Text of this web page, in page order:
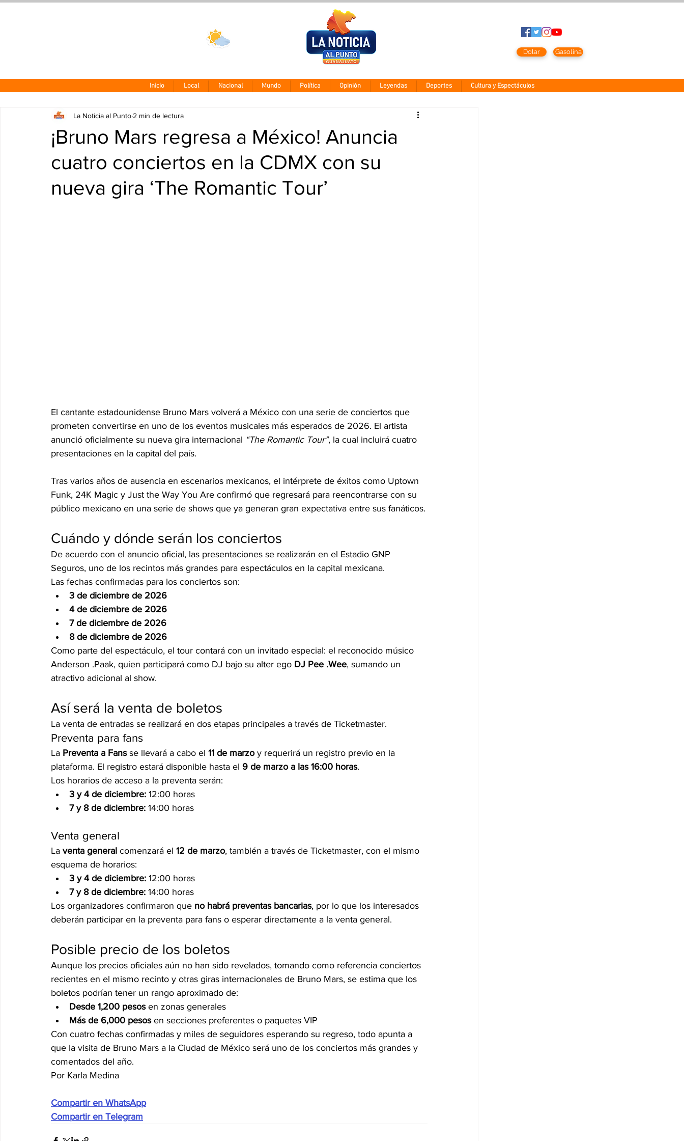
Dolar Gasolina
Inicio Local Nacional Mundo Política Opinión Leyendas Deportes Cultura y Espectáculos
¡Bruno Mars regresa a México! Anuncia
cuatro conciertos en la CDMX con su
nueva gira ‘The Romantic Tour’
La Noticia al Punto 2 min de lectura
El cantante estadounidense Bruno Mars volverá a México con una serie de conciertos que
prometen convertirse en uno de los eventos musicales más esperados de 2026. El artista
anunció oficialmente su nueva gira internacional “The Romantic Tour”, la cual incluirá cuatro
presentaciones en la capital del país.
Tras varios años de ausencia en escenarios mexicanos, el intérprete de éxitos como Uptown
Funk, 24K Magic y Just the Way You Are confirmó que regresará para reencontrarse con su
público mexicano en una serie de shows que ya generan gran expectativa entre sus fanáticos.
Cuándo y dónde serán los conciertos
De acuerdo con el anuncio oficial, las presentaciones se realizarán en el Estadio GNP
Seguros, uno de los recintos más grandes para espectáculos en la capital mexicana.
Las fechas confirmadas para los conciertos son:
3 de diciembre de 2026
4 de diciembre de 2026
7 de diciembre de 2026
8 de diciembre de 2026
Como parte del espectáculo, el tour contará con un invitado especial: el reconocido músico
Anderson .Paak, quien participará como DJ bajo su alter ego DJ Pee .Wee, sumando un
atractivo adicional al show.
Así será la venta de boletos
La venta de entradas se realizará en dos etapas principales a través de Ticketmaster.
Preventa para fans
La Preventa a Fans se llevará a cabo el 11 de marzo y requerirá un registro previo en la
plataforma. El registro estará disponible hasta el 9 de marzo a las 16:00 horas.
Los horarios de acceso a la preventa serán:
3 y 4 de diciembre: 12:00 horas
7 y 8 de diciembre: 14:00 horas
Venta general
La venta general comenzará el 12 de marzo, también a través de Ticketmaster, con el mismo
esquema de horarios:
3 y 4 de diciembre: 12:00 horas
7 y 8 de diciembre: 14:00 horas
Los organizadores confirmaron que no habrá preventas bancarias, por lo que los interesados
deberán participar en la preventa para fans o esperar directamente a la venta general.
Posible precio de los boletos
Aunque los precios oficiales aún no han sido revelados, tomando como referencia conciertos
recientes en el mismo recinto y otras giras internacionales de Bruno Mars, se estima que los
boletos podrían tener un rango aproximado de:
Desde 1,200 pesos en zonas generales
Más de 6,000 pesos en secciones preferentes o paquetes VIP
Con cuatro fechas confirmadas y miles de seguidores esperando su regreso, todo apunta a
que la visita de Bruno Mars a la Ciudad de México será uno de los conciertos más grandes y
comentados del año.
Por Karla Medina
Compartir en WhatsApp
Compartir en Telegram